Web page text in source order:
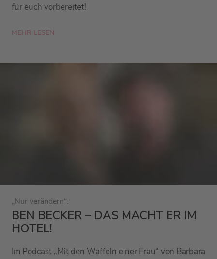
für euch vorbereitet!
MEHR LESEN
„Nur verändern“:
BEN BECKER – DAS MACHT ER IM
HOTEL!
Im Podcast „Mit den Waffeln einer Frau“ von Barbara